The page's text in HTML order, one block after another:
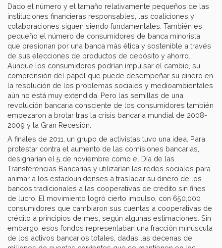
Dado el número y el tamaño relativamente pequeños de las
instituciones financieras responsables, las coaliciones y
colaboraciones siguen siendo fundamentales. También es
pequeño el número de consumidores de banca minorista
que presionan por una banca más ética y sostenible a través
de sus elecciones de productos de depósito y ahorro.
Aunque los consumidores podrían impulsar el cambio, su
comprensión del papel que puede desempeñar su dinero en
la resolución de los problemas sociales y medioambientales
aún no está muy extendida. Pero las semillas de una
revolución bancaria consciente de los consumidores también
empezaron a brotar tras la crisis bancaria mundial de 2008-
2009 y la Gran Recesión.
A finales de 2011, un grupo de activistas tuvo una idea. Para
protestar contra el aumento de las comisiones bancarias,
designarían el 5 de noviembre como el Día de las
Transferencias Bancarias y utilizarían las redes sociales para
animar a los estadounidenses a trasladar su dinero de los
bancos tradicionales a las cooperativas de crédito sin fines
de lucro. El movimiento logró cierto impulso, con 650,000
consumidores que cambiaron sus cuentas a cooperativas de
crédito a principios de mes, según algunas estimaciones. Sin
embargo, esos fondos representaban una fracción minúscula
de los activos bancarios totales, dadas las decenas de